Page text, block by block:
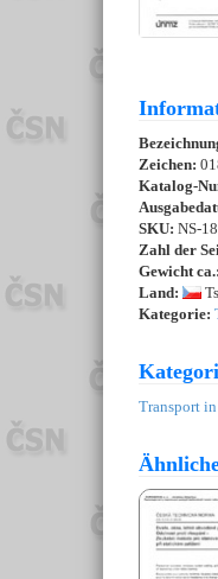
Zeichen:
Katalog-
SKU: NS-
Zahl der
Gewicht ca.:
Land:
Kategorie:
Transport